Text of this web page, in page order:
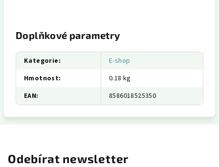
Doplňkové parametry
Kategorie:
E-shop
Hmotnost:
0.18 kg
EAN: 8586018525350
Odebírat newsletter